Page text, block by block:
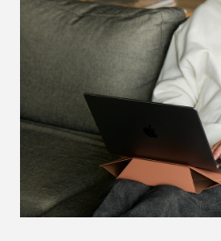
※動画内にはMONOCOで取り扱いのないカ
収納ケースから瞬時にスタ
ソコンに足りなかった高さが